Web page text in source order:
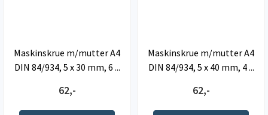
Maskinskrue m/mutter A4
DIN 84/934, 5 x 30 mm, 6 ...
62,-
Maskinskrue m/mutter A4
DIN 84/934, 5 x 40 mm, 4 ...
62,-